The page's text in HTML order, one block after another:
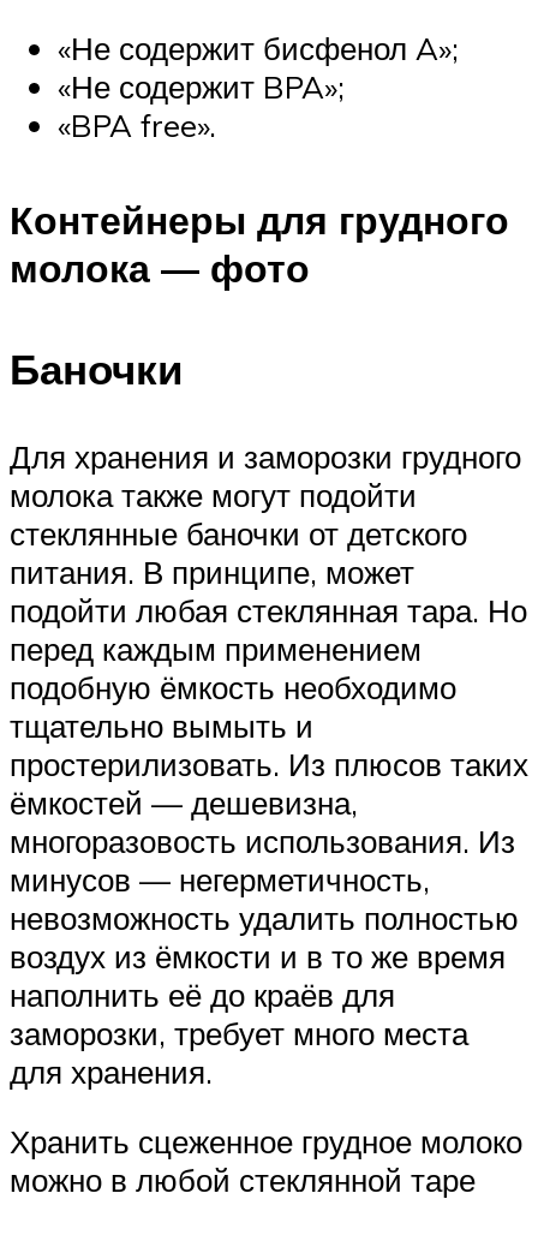
«Не содержит бисфенол A»;
«Не содержит BPA»;
«BPA free».
Контейнеры для грудного
молока — фото
Баночки
Для хранения и заморозки грудного
молока также могут подойти
стеклянные баночки от детского
питания. В принципе, может
подойти любая стеклянная тара. Но
перед каждым применением
подобную ёмкость необходимо
тщательно вымыть и
простерилизовать. Из плюсов таких
ёмкостей — дешевизна,
многоразовость использования. Из
минусов — негерметичность,
невозможность удалить полностью
воздух из ёмкости и в то же время
наполнить её до краёв для
заморозки, требует много места
для хранения.
Хранить сцеженное грудное молоко
можно в любой стеклянной таре